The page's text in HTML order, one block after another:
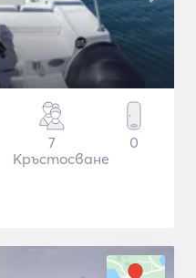
7
Кръстосване
0